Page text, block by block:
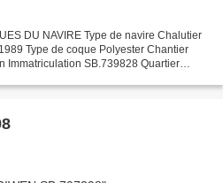
DU NAVIRE Type de navire Chalutier
Type de coque Polyester Chantier
Immatriculation SB.739828 Quartier